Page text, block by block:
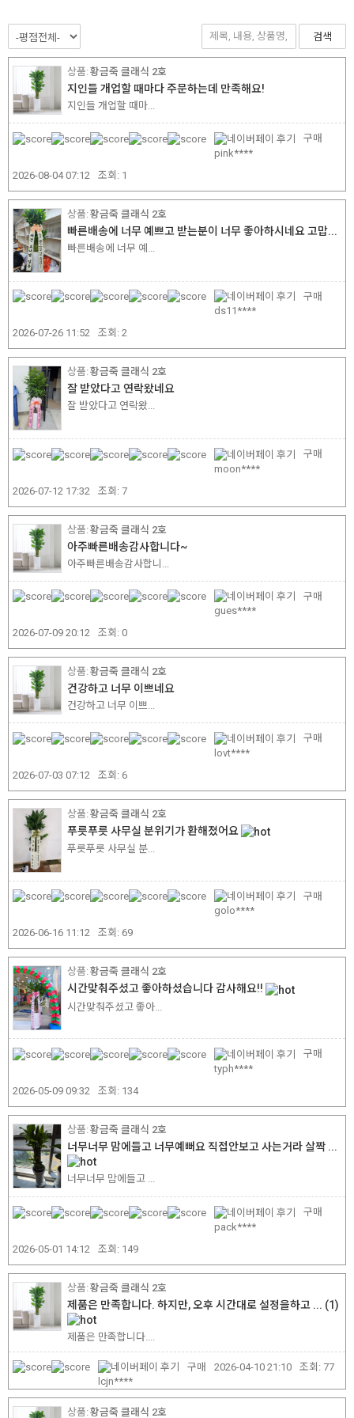
검색
황금죽 클래식 2호
지인들 개업할 때마다 주문하는데 만족해요!
지인들 개업할 때마...
pink****
구매
2026-08-04 07:12 조회: 1
황금죽 클래식 2호
빠른배송에 너무 예쁘고 받는분이 너무 좋아하시네요 고맙...
빠른배송에 너무 예...
ds11****
구매
2026-07-26 11:52 조회: 2
황금죽 클래식 2호
잘 받았다고 연락왔네요
잘 받았다고 연락왔...
moon****
구매
2026-07-12 17:32 조회: 7
황금죽 클래식 2호
아주빠른배송감사합니다~
아주빠른배송감사합니...
gues****
구매
2026-07-09 20:12 조회: 0
황금죽 클래식 2호
건강하고 너무 이쁘네요
건강하고 너무 이쁘...
lovt****
구매
2026-07-03 07:12 조회: 6
황금죽 클래식 2호
푸릇푸릇 사무실 분위기가 환해졌어요
푸릇푸릇 사무실 분...
golo****
구매
2026-06-16 11:12 조회: 69
황금죽 클래식 2호
시간맞춰주셨고 좋아하셨습니다 감사해요!!
시간맞춰주셨고 좋아...
typh****
구매
2026-05-09 09:32 조회: 134
황금죽 클래식 2호
너무너무 맘에들고 너무예뻐요 직접안보고 사는거라 살짝 ...
너무너무 맘에들고 ...
pack****
구매
2026-05-01 14:12 조회: 149
황금죽 클래식 2호
제품은 만족합니다. 하지만, 오후 시간대로 설정을하고 ... (1)
제품은 만족합니다....
lcjn****
구매 2026-04-10 21:10 조회: 77
황금죽 클래식 2호